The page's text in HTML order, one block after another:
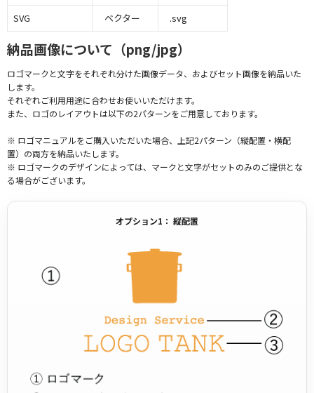
SVG
ベクター .svg
納品画像について（png/jpg）
ロゴマークと文字をそれぞれ分けた画像データ、およびセット画像を納品いた
します。
それぞれご利用用途に合わせお使いいただけます。
また、ロゴのレイアウトは以下の2パターンをご用意しております。
※ ロゴマニュアルをご購入いただいた場合、上記2パターン（縦配置・横配
置）の両方を納品いたします。
※ ロゴマークのデザインによっては、マークと文字がセットのみのご提供とな
る場合がございます。
オプション1： 縦配置